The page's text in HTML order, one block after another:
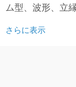
ム型、波形、立
てる際は、屋根
さらに表示